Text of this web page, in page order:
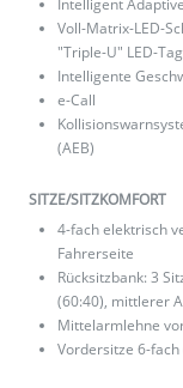
Voll-Matrix-LED-
"Triple-U" LED-
Intelligente
e-Call
(AEB)
SITZE/SITZKOMFORT
4-fach elektrisch
Fahrerseite
Rücksitzbank: 3
(60:40), mittlerer
Mittelarmlehne
Vordersitze 6-